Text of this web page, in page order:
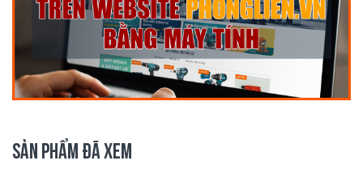
SẢN PHẨM ĐÃ XEM